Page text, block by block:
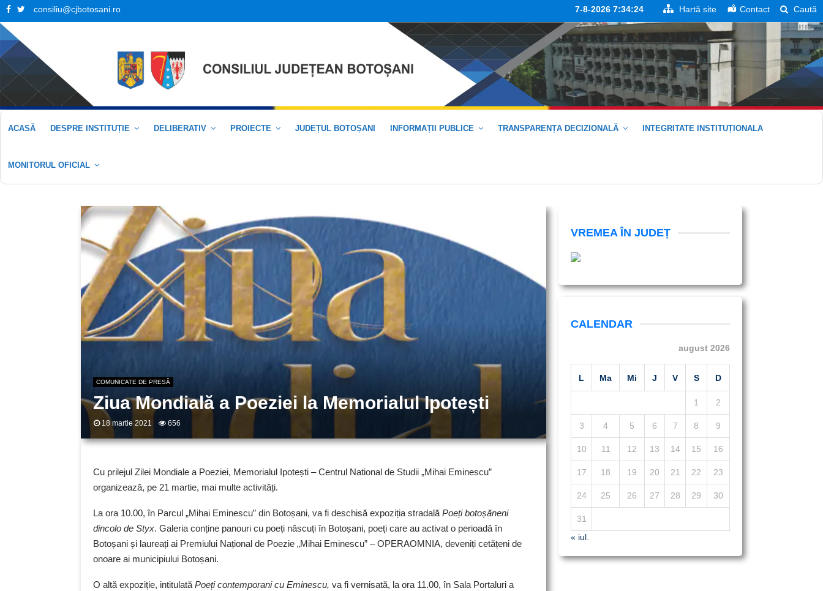
Facebook
Twitter
consiliu@cjbotosani.ro 7-8-2026 7:34:25 Hartă site Contact Caută
ACASĂ DESPRE INSTITUȚIE DELIBERATIV PROIECTE JUDEȚUL BOTOȘANI INFORMAȚII PUBLICE TRANSPARENȚA DECIZIONALĂ INTEGRITATE INSTITUȚIONALA
MONITORUL OFICIAL
COMUNICATE DE PRESĂ
Ziua Mondială a Poeziei la Memorialul Ipotești
18 martie 2021 656
Cu prilejul Zilei Mondiale a Poeziei, Memorialul Ipotești – Centrul National de Studii „Mihai Eminescu”
organizează, pe 21 martie, mai multe activități.
La ora 10.00, în Parcul „Mihai Eminescu” din Botoșani, va fi deschisă expoziția stradală Poeți botoșăneni
dincolo de Styx. Galeria conține panouri cu poeți născuți în Botoșani, poeți care au activat o perioadă în
Botoșani și laureați ai Premiului Național de Poezie „Mihai Eminescu” – OPERAOMNIA, deveniți cetățeni de
onoare ai municipiului Botoșani.
O altă expoziție, intitulată Poeți contemporani cu Eminescu, va fi vernisată, la ora 11.00, în Sala Portaluri a
VREMEA ÎN JUDEȚ
CALENDAR
august 2026
L Ma Mi J V S D
1 2
3 4 5 6 7 8 9
10 11 12 13 14 15 16
17 18 19 20 21 22 23
24 25 26 27 28 29 30
31
« iul.